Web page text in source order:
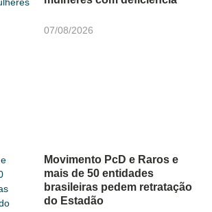
07/08/2026
Movimento PcD e Raros e
mais de 50 entidades
brasileiras pedem retratação
do Estadão